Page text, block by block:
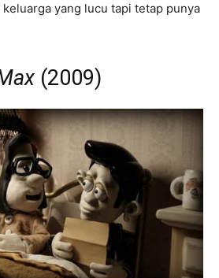
yang lucu tapi tetap punya
(2009)